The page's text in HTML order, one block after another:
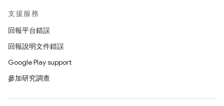
支援服務
回報平台錯誤
回報說明文件錯誤
Google Play support
參加研究調查